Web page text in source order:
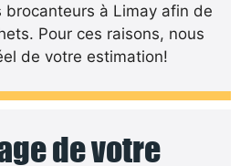
brocanteurs à Limay afin de
Pour ces raisons, nous
de votre estimation!
de votre